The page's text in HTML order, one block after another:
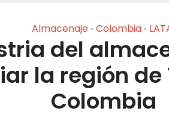
Almacenaje • Colombia •
del
la región de
Colombia